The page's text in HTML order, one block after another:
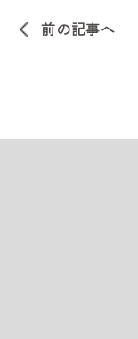
前の記事へ